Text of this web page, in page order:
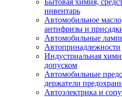
Бытовая химия,
инвентарь
Автомобильное
антифризы и
Автомобильные
Автопринадлежности
Индустриальная
допуском
Автомобильные
держатели
Автоэлектрика и